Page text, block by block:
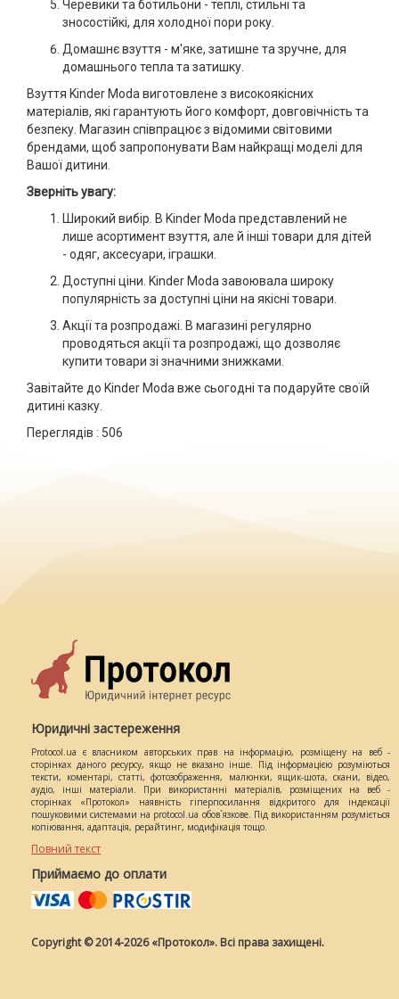
Черевики та ботильони - теплі, стильні та
зносостійкі, для холодної пори року.
Домашнє взуття - м'яке, затишне та зручне, для
домашнього тепла та затишку.
Взуття Kinder Moda виготовлене з високоякісних
матеріалів, які гарантують його комфорт, довговічність та
безпеку. Магазин співпрацює з відомими світовими
брендами, щоб запропонувати Вам найкращі моделі для
Вашої дитини.
Зверніть увагу:
Широкий вибір. В Kinder Moda представлений не
лише асортимент взуття, але й інші товари для дітей
- одяг, аксесуари, іграшки.
Доступні ціни. Kinder Moda завоювала широку
популярність за доступні ціни на якісні товари.
Акції та розпродажі. В магазині регулярно
проводяться акції та розпродажі, що дозволяє
купити товари зі значними знижками.
Завітайте до Kinder Moda вже сьогодні та подаруйте своїй
дитині казку.
Переглядів : 506
Юридичні застереження
Protocol.ua є власником авторських прав на інформацію, розміщену на веб -
сторінках даного ресурсу, якщо не вказано інше. Під інформацією розуміються
тексти, коментарі, статті, фотозображення, малюнки, ящик-шота, скани, відео,
аудіо, інші матеріали. При використанні матеріалів, розміщених на веб -
сторінках «Протокол» наявність гіперпосилання відкритого для індексації
пошуковими системами на protocol.ua обов`язкове. Під використанням розуміється
копіювання, адаптація, рерайтинг, модифікація тощо.
Повний текст
Приймаємо до оплати
Copyright © 2014-2026 «Протокол». Всі права захищені.